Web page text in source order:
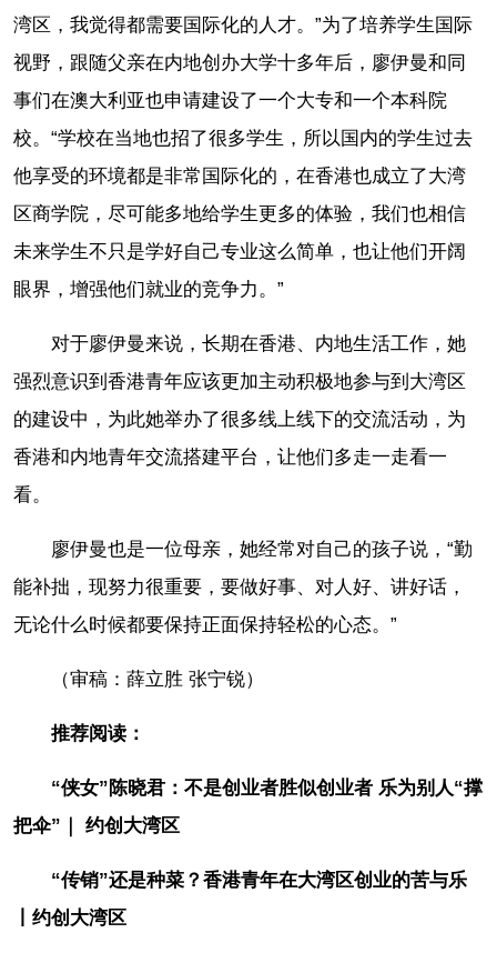
湾区，我觉得都需要国际化的人才。”为了培养学生国际
视野，跟随父亲在内地创办大学十多年后，廖伊曼和同
事们在澳大利亚也申请建设了一个大专和一个本科院
校。“学校在当地也招了很多学生，所以国内的学生过去
他享受的环境都是非常国际化的，在香港也成立了大湾
区商学院，尽可能多地给学生更多的体验，我们也相信
未来学生不只是学好自己专业这么简单，也让他们开阔
眼界，增强他们就业的竞争力。”
对于廖伊曼来说，长期在香港、内地生活工作，她
强烈意识到香港青年应该更加主动积极地参与到大湾区
的建设中，为此她举办了很多线上线下的交流活动，为
香港和内地青年交流搭建平台，让他们多走一走看一
看。
廖伊曼也是一位母亲，她经常对自己的孩子说，“勤
能补拙，现努力很重要，要做好事、对人好、讲好话，
无论什么时候都要保持正面保持轻松的心态。”
（审稿：薛立胜 张宁锐）
推荐阅读：
“侠女”陈晓君：不是创业者胜似创业者 乐为别人“撑
把伞”｜ 约创大湾区
“传销”还是种菜？香港青年在大湾区创业的苦与乐
丨约创大湾区